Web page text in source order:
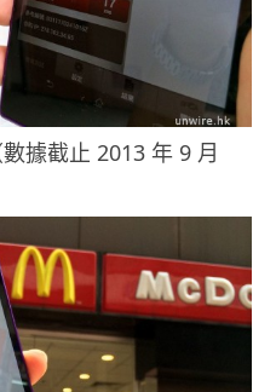
據截止 2013 年 9 月